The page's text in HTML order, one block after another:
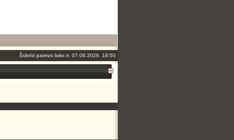
Šobrīd pareizs laiks ir: 07.08.2026. 18:50